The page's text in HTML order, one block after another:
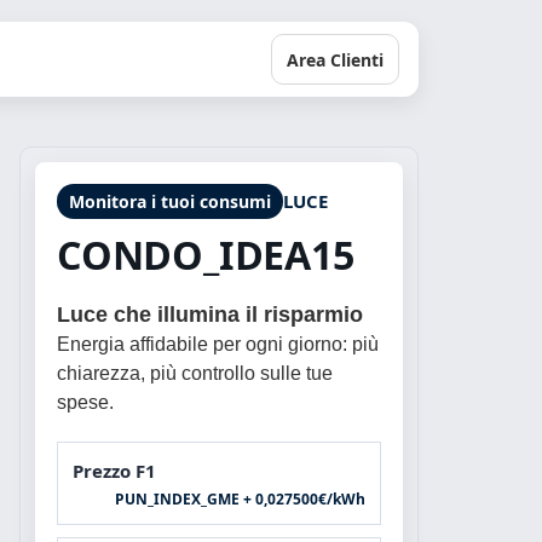
Area Clienti
Monitora i tuoi consumi LUCE
CONDO_IDEA15
Luce che illumina il risparmio
Energia affidabile per ogni giorno: più
chiarezza, più controllo sulle tue
spese.
Prezzo F1
PUN_INDEX_GME + 0,027500€/kWh